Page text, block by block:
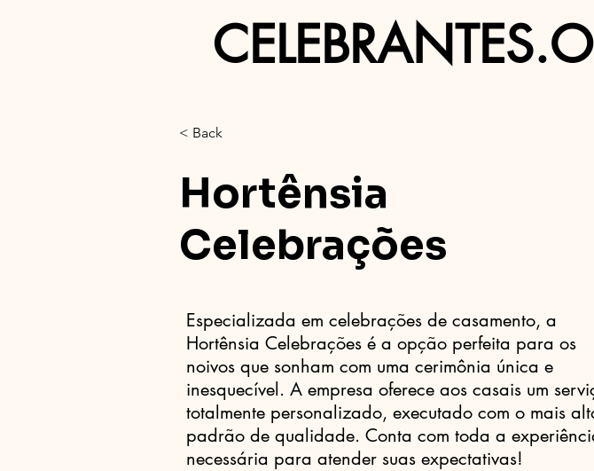
< Back
Hortênsia
Celebrações
Especializada em celebrações de casamento, a
Hortênsia Celebrações é a opção perfeita para os
noivos que sonham com uma cerimônia única e
inesquecível. A empresa oferece aos casais um
totalmente personalizado, executado com o mais
padrão de qualidade. Conta com toda a
necessária para atender suas expectativas!